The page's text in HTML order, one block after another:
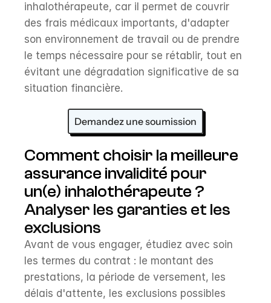
inhalothérapeute, car il permet de couvrir
des frais médicaux importants, d'adapter
son environnement de travail ou de prendre
le temps nécessaire pour se rétablir, tout en
évitant une dégradation significative de sa
situation financière.
Demandez une soumission
Comment choisir la meilleure
assurance invalidité pour
un(e) inhalothérapeute ?
Analyser les garanties et les
exclusions
Avant de vous engager, étudiez avec soin
les termes du contrat : le montant des
prestations, la période de versement, les
délais d'attente, les exclusions possibles